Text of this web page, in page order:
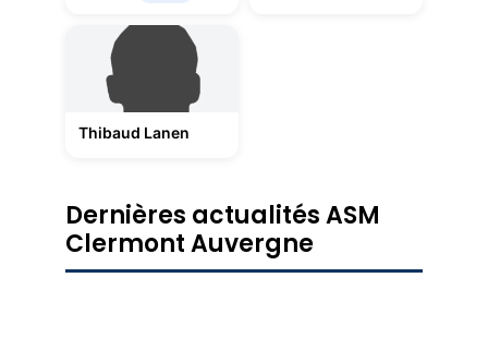
Thibaud Lanen
Dernières actualités ASM
Clermont Auvergne